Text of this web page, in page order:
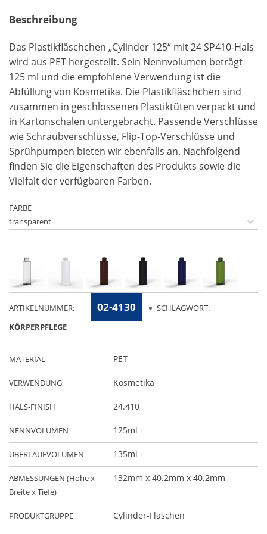
Beschreibung
Das Plastikfläschchen „Cylinder 125“ mit 24 SP410-Hals
wird aus PET hergestellt. Sein Nennvolumen beträgt
125 ml und die empfohlene Verwendung ist die
Abfüllung von Kosmetika. Die Plastikfläschchen sind
zusammen in geschlossenen Plastiktüten verpackt und
in Kartonschalen untergebracht. Passende Verschlüsse
wie Schraubverschlüsse, Flip-Top-Verschlüsse und
Sprühpumpen bieten wir ebenfalls an. Nachfolgend
finden Sie die Eigenschaften des Produkts sowie die
Vielfalt der verfügbaren Farben.
MATERIAL PET
VERWENDUNG Kosmetika
HALS-FINISH 24.410
NENNVOLUMEN 125ml
ÜBERLAUFVOLUMEN 135ml
ABMESSUNGEN (Höhe x
Breite x Tiefe)
132mm x 40.2mm x 40.2mm
PRODUKTGRUPPE Cylinder-Flaschen
FARBE
ARTIKELNUMMER: 02-4130
SCHLAGWORT:
KÖRPERPFLEGE